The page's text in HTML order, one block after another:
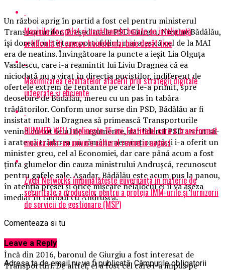
Un război aprig în partid a fost cel pentru ministerul
Transporturilor. Preşedintele PSD Giurgiu, Niculae Bădălău,
îşi dorea foarte tare portofoliul, mai ales că cel de la MAI
era de neatins. Învingătoare la puncte a ieşit Lia Olguţa
Vasilescu, care i-a reamintit lui Liviu Dragnea că ea
niciodată nu a virat în direcţia puciştilor, indiferent de
ofertele extrem de tentante pe care le-a primit, spre
deosebire de Bădălău, mereu cu un pas în tabăra
trădătorilor. Conform unor surse din PSD, Bădălău ar fi
insistat mult la Dragnea să primească Transporturile
venind cu tot felul de argumente, dar liderul PSD a vrut să-
i arate că trădarea nu rămâne nesancţionată şi i-a oferit un
minister greu, cel al Economiei, dar care până acum a fost
ţinta glumelor din cauza ministrului Andruşcă, recunoscut
pentru gafele sale. Aşadar, Bădălău este acum pus la panou,
în atenţia presei şi orice mişcare nelalocul ei îl va aşeza
imediat în tabloul cu Andruşcă.
Încă din 2016, baronul de Giurgiu a fost interesat de
Transporturi. De altfel, el a fost cel care l-a impus pe
Mașinile de spălat și uscătoarele bazate pe inteligență
artificială îți cunosc hainele mai bine decât tine
Maximizarea rezultatelor afacerii prin strategii digitale
integrate și eficiente
SUMMER WELL implineste 15 ani. Festivalul care a transformat
muzica intr-un univers cultural revine in august
Zyxel Networks îmbunătățește guvernanța în materie de
securitate a produselor pentru a proteja IMM-urile și furnizorii
de servicii de gestionare (MSP)
Comenteaza si tu
Leave a Reply
Adresa ta de email nu va fi publicată. Câmpurile obligatorii